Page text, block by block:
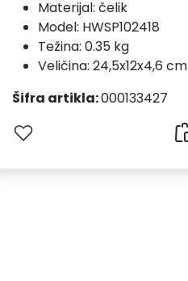
Materijal: čelik
Model: HWSP102418
Težina: 0.35 kg
Veličina: 24,5x12x4,6 cm
Šifra artikla:000133427